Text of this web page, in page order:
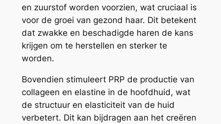
en zuurstof worden voorzien, wat cruciaal is
voor de groei van gezond haar. Dit betekent
dat zwakke en beschadigde haren de kans
krijgen om te herstellen en sterker te
worden.
Bovendien stimuleert PRP de productie van
collageen en elastine in de hoofdhuid, wat
de structuur en elasticiteit van de huid
verbetert. Dit kan bijdragen aan het creëren